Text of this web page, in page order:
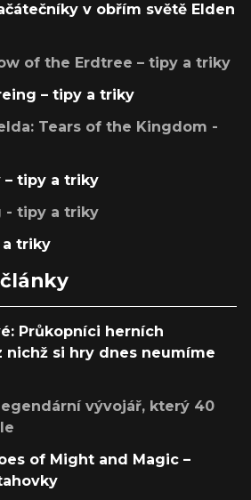
v obřím světě Elden
of the Erdtree – tipy a triky
– tipy a triky
Tears of the Kingdom -
– tipy a triky
- tipy a triky
a triky
Průkopníci herních
nichž si hry dnes neumíme
vývojář, který 40
of Might and Magic –